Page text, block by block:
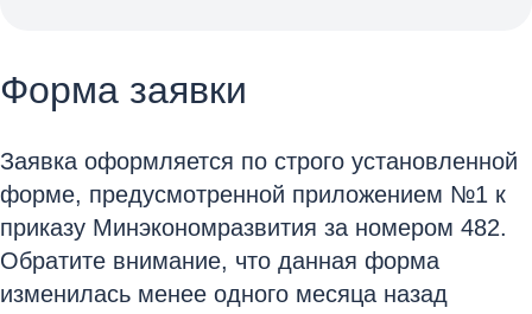
Форма заявки
Заявка оформляется по строго установленной
форме, предусмотренной приложением №1 к
приказу Минэкономразвития за номером 482.
Обратите внимание, что данная форма
изменилась менее одного месяца назад